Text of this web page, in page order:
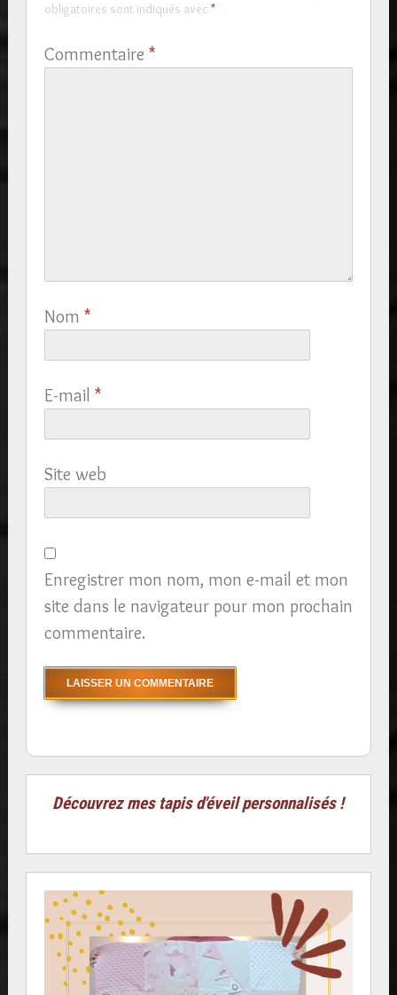
obligatoires sont indiqués avec *
Commentaire *
Nom *
E-mail *
Site web
Enregistrer mon nom, mon e-mail et mon
site dans le navigateur pour mon prochain
commentaire.
Découvrez mes tapis d'éveil personnalisés !